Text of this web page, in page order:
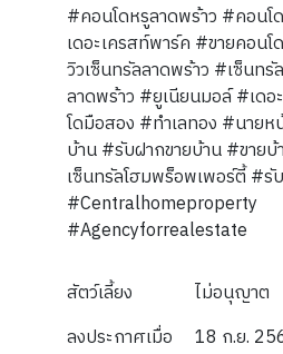
#คอนโดหรูลาดพร้าว #คอนโ
เดอะเครสท์พาร์ค #ขายคอน
วิวเซ็นทรัลลาดพร้าว #เซ็นท
ลาดพร้าว #ยูเนียนมอล์ #เด
โดมือสอง #ทำเลทอง #นายห
บ้าน #รับฝากขายบ้าน #ขาย
เซ็นทรัลโฮมพร็อพเพอร์ตี้ #รั
#Centralhomeproperty
#Agencyforrealestate
สัตว์เลี้ยง
ไม่อนุญาต
ลงประกาศเมื่อ
18 ก.ย.